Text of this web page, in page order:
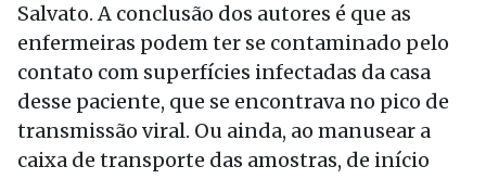
Salvato. A conclusão dos autores é que as
enfermeiras podem ter se contaminado pelo
contato com superfícies infectadas da casa
desse paciente, que se encontrava no pico de
transmissão viral. Ou ainda, ao manusear a
caixa de transporte das amostras, de início